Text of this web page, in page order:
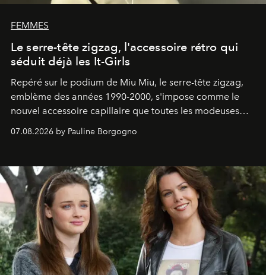
FEMMES
Le serre-tête zigzag, l'accessoire rétro qui
séduit déjà les It-Girls
Repéré sur le podium de Miu Miu, le serre-tête zigzag,
emblème des années 1990-2000, s'impose comme le
nouvel accessoire capillaire que toutes les modeuses
07.08.2026 by Pauline Borgogno